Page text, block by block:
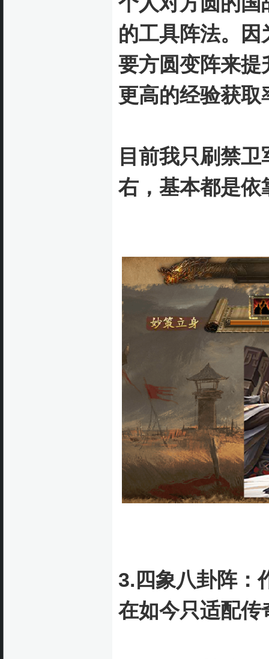
的工具阵法。
因
要方圆变阵来提
更高的经验获取
目前我只刷禁
右，基本都是依
3.四象八卦阵：
在如今只适配传